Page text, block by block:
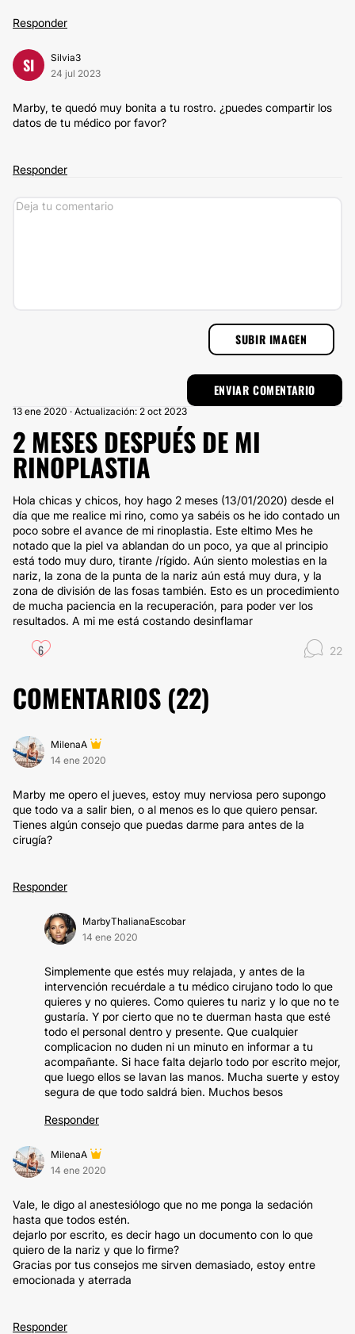
Responder
SI
Silvia3
24 jul 2023
Marby, te quedó muy bonita a tu rostro. ¿puedes compartir los
datos de tu médico por favor?
Responder
SUBIR IMAGEN
13 ene 2020 · Actualización: 2 oct 2023
2 MESES DESPUÉS DE MI
RINOPLASTIA
Hola chicas y chicos, hoy hago 2 meses (13/01/2020) desde el
día que me realice mi rino, como ya sabéis os he ido contado un
poco sobre el avance de mi rinoplastia. Este eltimo Mes he
notado que la piel va ablandan do un poco, ya que al principio
está todo muy duro, tirante /rígido. Aún siento molestias en la
nariz, la zona de la punta de la nariz aún está muy dura, y la
zona de división de las fosas también. Esto es un procedimiento
de mucha paciencia en la recuperación, para poder ver los
resultados. A mi me está costando desinflamar
6 22
COMENTARIOS (22)
MilenaA
14 ene 2020
Marby me opero el jueves, estoy muy nerviosa pero supongo
que todo va a salir bien, o al menos es lo que quiero pensar.
Tienes algún consejo que puedas darme para antes de la
cirugía?
Responder
MarbyThalianaEscobar
14 ene 2020
Simplemente que estés muy relajada, y antes de la
intervención recuérdale a tu médico cirujano todo lo que
quieres y no quieres. Como quieres tu nariz y lo que no te
gustaría. Y por cierto que no te duerman hasta que esté
todo el personal dentro y presente. Que cualquier
complicacion no duden ni un minuto en informar a tu
acompañante. Si hace falta dejarlo todo por escrito mejor,
que luego ellos se lavan las manos. Mucha suerte y estoy
segura de que todo saldrá bien. Muchos besos
Responder
MilenaA
14 ene 2020
Vale, le digo al anestesiólogo que no me ponga la sedación
hasta que todos estén.
dejarlo por escrito, es decir hago un documento con lo que
quiero de la nariz y que lo firme?
Gracias por tus consejos me sirven demasiado, estoy entre
emocionada y aterrada
Responder